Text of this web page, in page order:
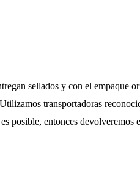
sellados y con el empaque
transportadoras
posible, entonces devolveremos